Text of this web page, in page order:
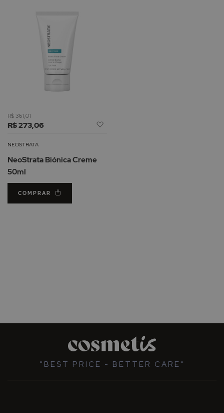
R$ 273,06
R$ 361,01
NEOSTRATA
NeoStrata Biónica Creme
50ml
COMPRAR
"BEST PRICE - BETTER CARE"